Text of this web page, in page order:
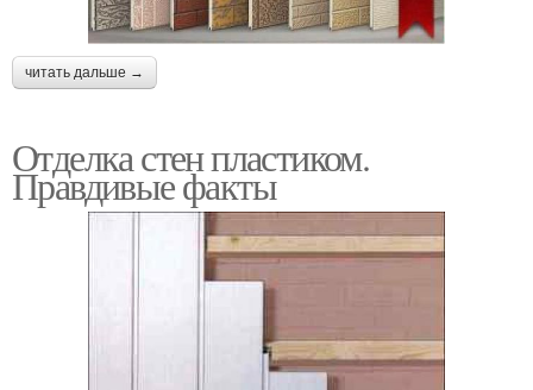
читать дальше →
Отделка стен пластиком.
Правдивые факты